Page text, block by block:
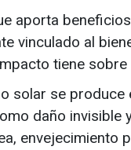
aporta
vinculado al
tiene sobre
solar se
daño invisible
envejecimiento